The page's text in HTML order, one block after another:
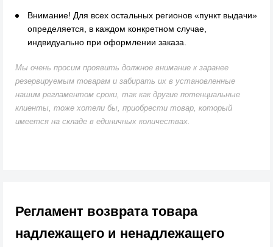
Внимание! Для всех остальных регионов «пункт выдачи»
определяется, в каждом конкретном случае,
индвидуально при оформлении заказа.
Мы очень просим проявить должное внимание к заранее
резервируемым товарам и забирать их в установленные
нашим регламентом сроки, так как другие потенциальные
клиенты, тоже хотели бы, приобрести товар, который
имеется на складе в единичных количествах.
Регламент возврата товара
надлежащего и ненадлежащего